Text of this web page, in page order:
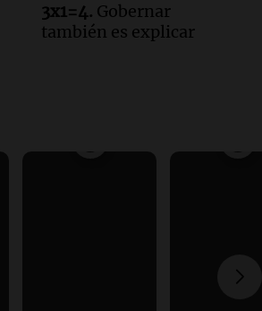
3x1=4. Gobernar
también es explicar